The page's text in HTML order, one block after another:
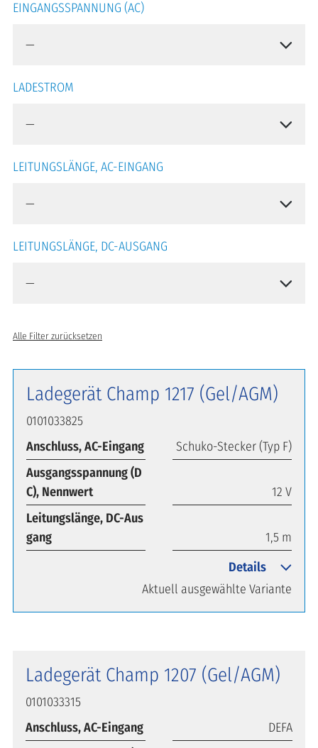
EINGANGSSPANNUNG (AC)
LADESTROM
LEITUNGSLÄNGE, AC-EINGANG
LEITUNGSLÄNGE, DC-AUSGANG
Alle Filter zurücksetzen
Ladegerät Champ 1217 (Gel/AGM)
0101033825
Anschluss, AC-Eingang
Schuko-Stecker (Typ F)
Ausgangsspannung (D
C), Nennwert
12 V
Leitungslänge, DC-Aus
gang
1,5 m
Aktuell ausgewählte Variante
Details
Ladegerät Champ 1207 (Gel/AGM)
0101033315
Anschluss, AC-Eingang
DEFA